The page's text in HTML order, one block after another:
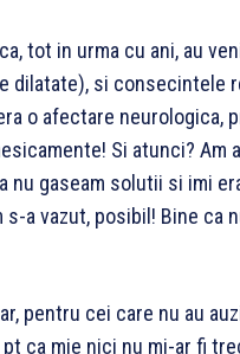
tot in urma cu ani, au
dilatate), si consecintele
o afectare neurologica,
Si atunci?
nu gaseam solutii si imi
s-a vazut, posibil! Bine
pentru cei care nu au
ca mie nici nu mi-ar fi